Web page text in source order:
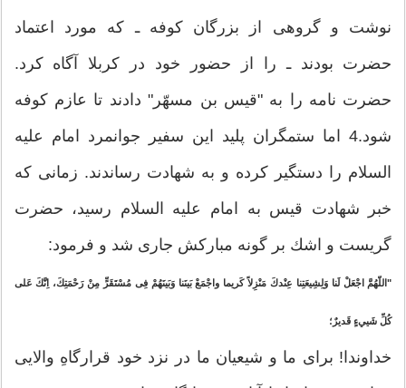
نوشت و گروهی از بزرگان كوفه ـ كه مورد اعتماد
حضرت بودند ـ را از حضور خود در كربلا آگاه كرد.
حضرت نامه را به "قیس بن مسهّر" دادند تا عازم كوفه
شود.4 اما ستمگران پلید این سفیر جوانمرد امام علیه‏
السلام را دستگیر كرده و به شهادت رساندند. زمانی كه
خبر شهادت قیس به امام علیه ‏السلام رسید، حضرت
گریست و اشك بر گونه مباركش جاری شد و فرمود:
"اللّهُمَّ اجْعَلْ لَنا وَلِشِیعَتِنا عِنْدكَ مَنْزِلاً كَریما واجْمَعْ بَینَنا وَبَینَهُمْ فِی مُسْتَقَرٍّ مِنْ رَحْمَتِكَ، اِنَّكَ عَلی
كُلِّ شَیي‏ءٍ قَدیرٌ؛
خداوندا! برای ما و شیعیان ما در نزد خود قرارگاهِ والایی